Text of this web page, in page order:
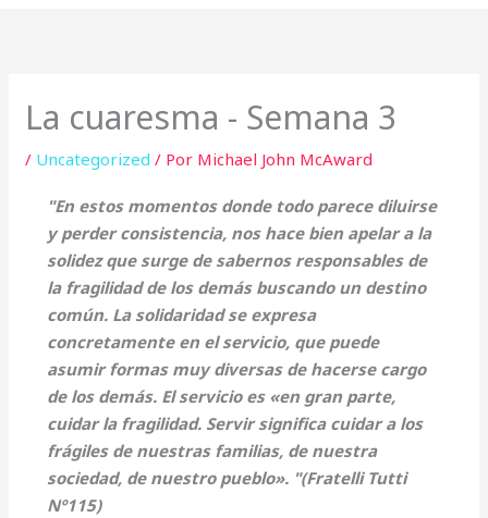
La cuaresma - Semana 3
/ Uncategorized / Por Michael John McAward
"En estos momentos donde todo parece diluirse
y perder consistencia, nos hace bien apelar a la
solidez que surge de sabernos responsables de
la fragilidad de los demás buscando un destino
común. La solidaridad se expresa
concretamente en el servicio, que puede
asumir formas muy diversas de hacerse cargo
de los demás. El servicio es «en gran parte,
cuidar la fragilidad. Servir significa cuidar a los
frágiles de nuestras familias, de nuestra
sociedad, de nuestro pueblo». "(Fratelli Tutti
Nº115)